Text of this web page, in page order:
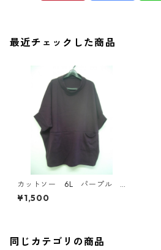
最近チェックした商品
カットソー 6L パープル I
Y-4307
¥1,500
同じカテゴリの商品